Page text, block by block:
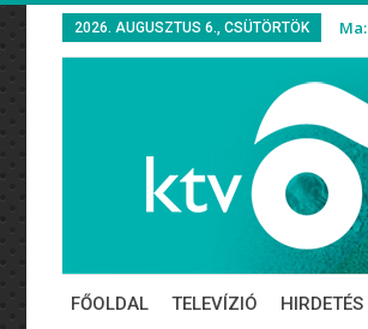
2026. AUGUSZTUS 6., CSÜTÖRTÖK Ma:
FŐOLDAL TELEVÍZIÓ HIRDETÉS